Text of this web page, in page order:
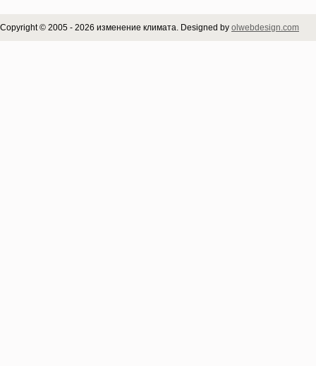
Copyright © 2005 - 2026 изменение климата. Designed by olwebdesign.com